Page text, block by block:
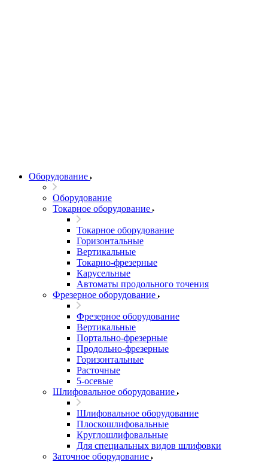
Оборудование
Оборудование
Токарное оборудование
Токарное оборудование
Горизонтальные
Вертикальные
Токарно-фрезерные
Карусельные
Автоматы продольного точения
Фрезерное оборудование
Фрезерное оборудование
Вертикальные
Портально-фрезерные
Продольно-фрезерные
Горизонтальные
Расточные
5-осевые
Шлифовальное оборудование
Шлифовальное оборудование
Плоскошлифовальные
Круглошлифовальные
Для специальных видов шлифовки
Заточное оборудование